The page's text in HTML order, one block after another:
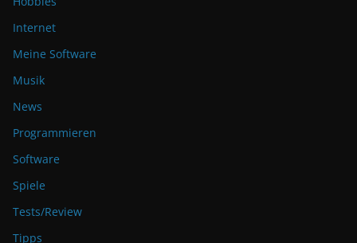
Internet
Meine Software
Musik
News
Programmieren
Software
Spiele
Tests/Review
Tipps